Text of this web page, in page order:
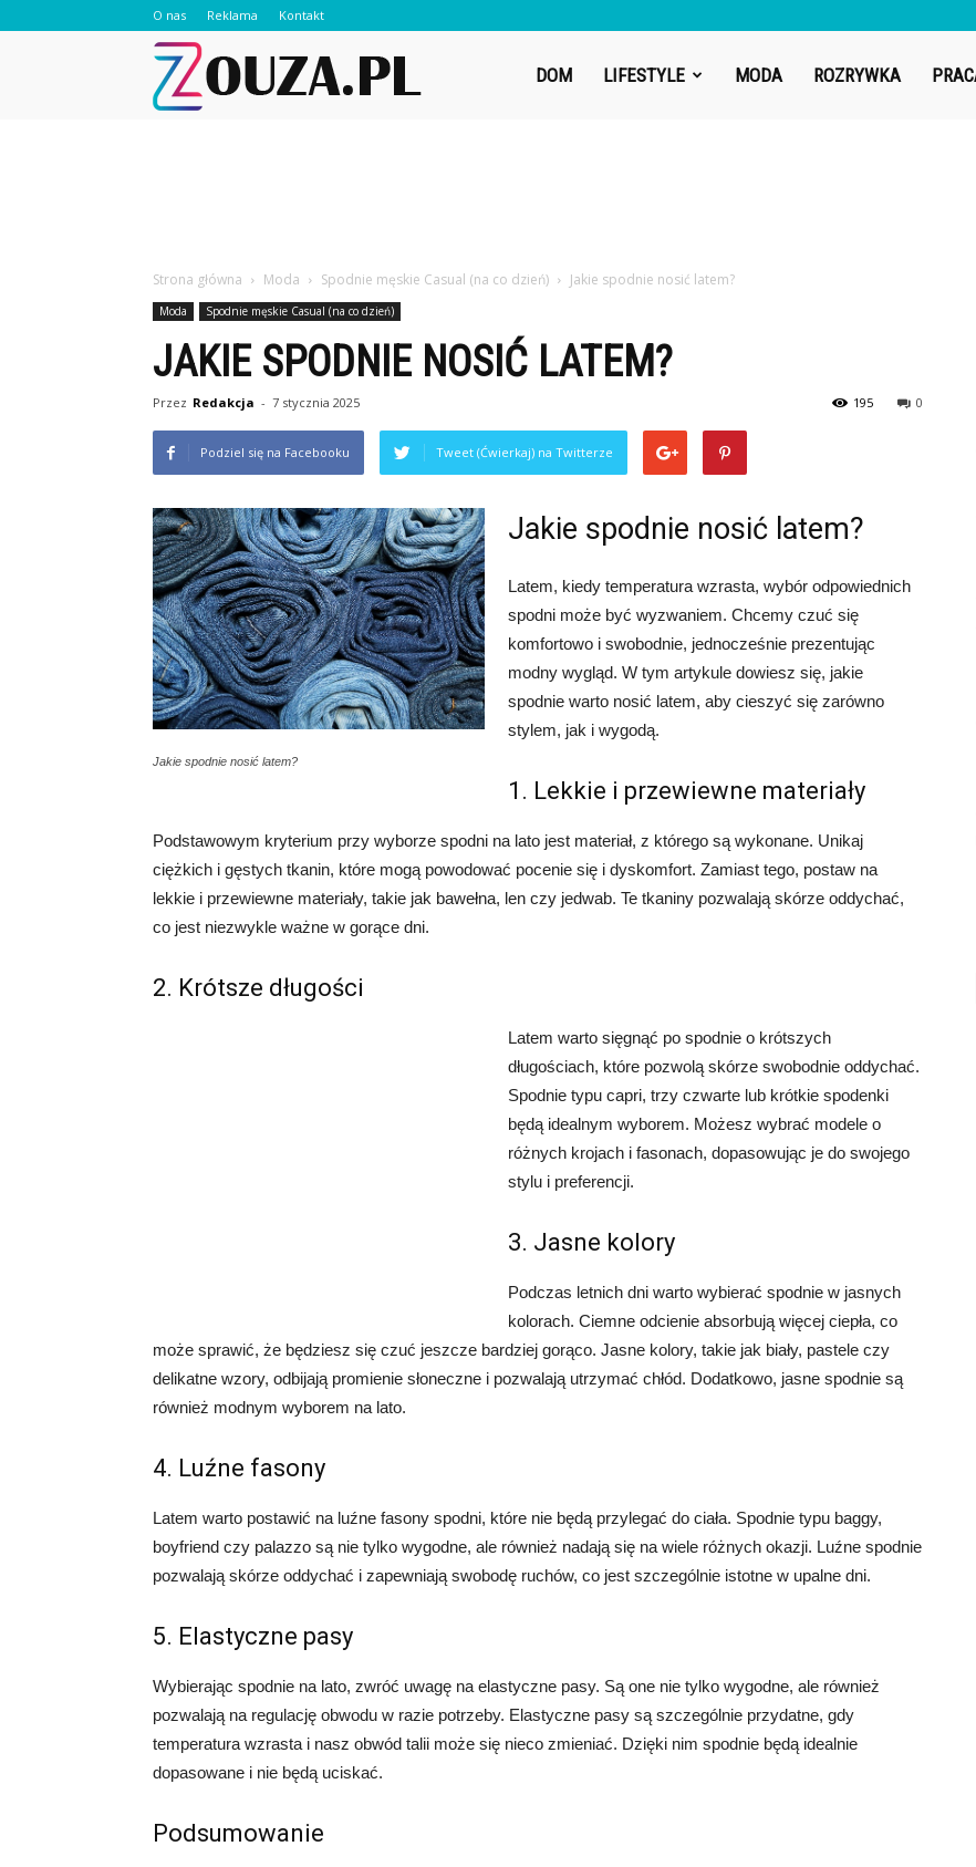
O nas Reklama Kontakt
DOM LIFESTYLE MODA ROZRYWKA
Strona główna Moda Spodnie męskie Casual (na co dzień) Jakie spodnie nosić latem?
Moda Spodnie męskie Casual (na co dzień)
JAKIE SPODNIE NOSIĆ LATEM?
Przez Redakcja - 7 stycznia 2025 0
195
Podziel się na Facebooku Tweet (Ćwierkaj) na Twitterze
Jakie spodnie nosić latem?
Jakie spodnie nosić latem?
Latem, kiedy temperatura wzrasta, wybór odpowiednich
spodni może być wyzwaniem. Chcemy czuć się
komfortowo i swobodnie, jednocześnie prezentując
modny wygląd. W tym artykule dowiesz się, jakie
spodnie warto nosić latem, aby cieszyć się zarówno
stylem, jak i wygodą.
1. Lekkie i przewiewne materiały
Podstawowym kryterium przy wyborze spodni na lato jest materiał, z którego są wykonane. Unikaj
ciężkich i gęstych tkanin, które mogą powodować pocenie się i dyskomfort. Zamiast tego, postaw na
lekkie i przewiewne materiały, takie jak bawełna, len czy jedwab. Te tkaniny pozwalają skórze oddychać,
co jest niezwykle ważne w gorące dni.
2. Krótsze długości
Latem warto sięgnąć po spodnie o krótszych
długościach, które pozwolą skórze swobodnie oddychać.
Spodnie typu capri, trzy czwarte lub krótkie spodenki
będą idealnym wyborem. Możesz wybrać modele o
różnych krojach i fasonach, dopasowując je do swojego
stylu i preferencji.
3. Jasne kolory
Podczas letnich dni warto wybierać spodnie w jasnych
kolorach. Ciemne odcienie absorbują więcej ciepła, co
może sprawić, że będziesz się czuć jeszcze bardziej gorąco. Jasne kolory, takie jak biały, pastele czy
delikatne wzory, odbijają promienie słoneczne i pozwalają utrzymać chłód. Dodatkowo, jasne spodnie są
również modnym wyborem na lato.
4. Luźne fasony
Latem warto postawić na luźne fasony spodni, które nie będą przylegać do ciała. Spodnie typu baggy,
boyfriend czy palazzo są nie tylko wygodne, ale również nadają się na wiele różnych okazji. Luźne spodnie
pozwalają skórze oddychać i zapewniają swobodę ruchów, co jest szczególnie istotne w upalne dni.
5. Elastyczne pasy
Wybierając spodnie na lato, zwróć uwagę na elastyczne pasy. Są one nie tylko wygodne, ale również
pozwalają na regulację obwodu w razie potrzeby. Elastyczne pasy są szczególnie przydatne, gdy
temperatura wzrasta i nasz obwód talii może się nieco zmieniać. Dzięki nim spodnie będą idealnie
dopasowane i nie będą uciskać.
Podsumowanie